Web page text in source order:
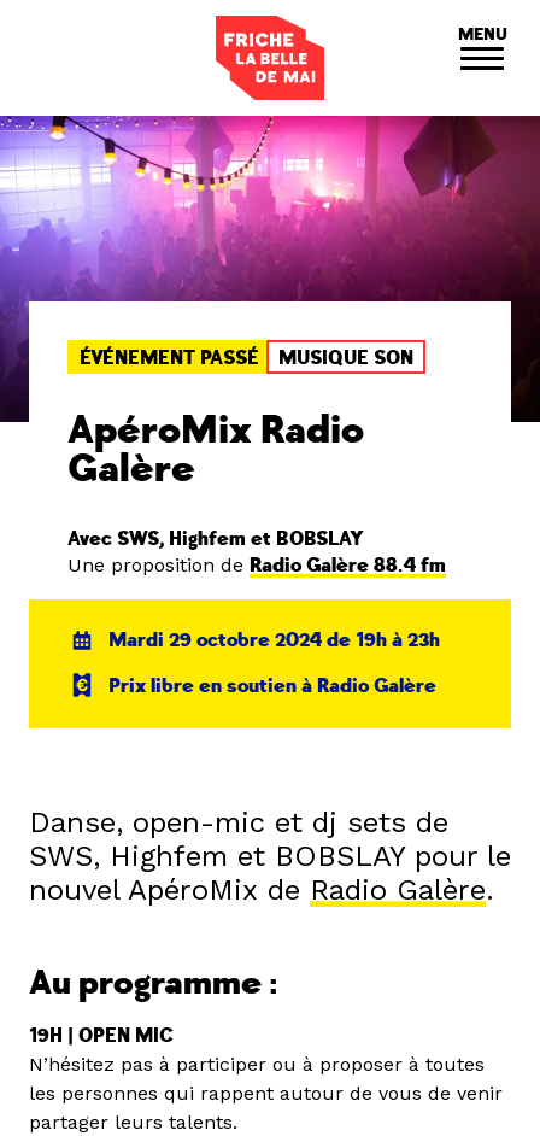
MENU
ÉVÉNEMENT PASSÉ MUSIQUE SON
ApéroMix Radio
Galère
Avec SWS, Highfem et BOBSLAY
Une proposition de Radio Galère 88.4 fm
Mardi 29 octobre 2024 de 19h à 23h
Prix libre en soutien à Radio Galère
Danse, open-mic et dj sets de
SWS, Highfem et BOBSLAY pour le
nouvel ApéroMix de Radio Galère.
Au programme :
19H | OPEN MIC
N’hésitez pas à participer ou à proposer à toutes
les personnes qui rappent autour de vous de venir
partager leurs talents.
Panneau de gestion des cookies